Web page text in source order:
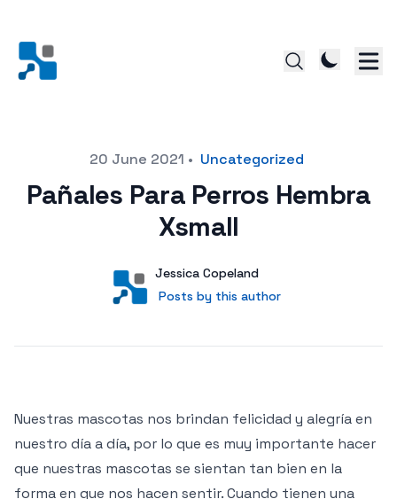
20 June 2021 • Uncategorized
Pañales Para Perros Hembra
Xsmall
User
Jessica Copeland
Posts by this author
Posts by this author
Nuestras mascotas nos brindan felicidad y alegría en
nuestro día a día, por lo que es muy importante hacer
que nuestras mascotas se sientan tan bien en la
forma en que nos hacen sentir. Cuando tienen una